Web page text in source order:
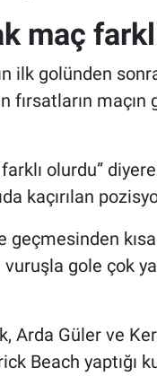
maç
ilk golünden
maçın
olurdu”
kaçırılan
geçmesinden
vuruşla gole çok
Arda Güler ve
Beach yaptığı